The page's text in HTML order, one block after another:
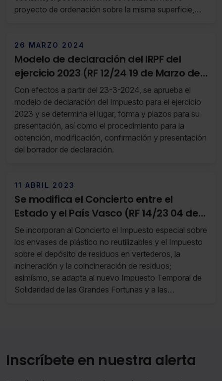
proyecto de ordenación sobre la misma superficie,
26 MARZO 2024
Modelo de declaración del IRPF del
ejercicio 2023 (RF 12/24 19 de Marzo de
2024 al 25 de Marzo de 2024)
Con efectos a partir del 23-3-2024, se aprueba el
modelo de declaración del Impuesto para el ejercicio
2023 y se determina el lugar, forma y plazos para su
presentación, así como el procedimiento para la
obtención, modificación, confirmación y presentación
del borrador de declaración.
11 ABRIL 2023
Se modifica el Concierto entre el
Estado y el País Vasco (RF 14/23 04 de
Abril de 2023 al 10 de Abril de 2023)
Se incorporan al Concierto el Impuesto especial sobre
los envases de plástico no reutilizables y el Impuesto
sobre el depósito de residuos en vertederos, la
incineración y la coincineración de residuos;
asimismo, se adapta al nuevo Impuesto Temporal de
Solidaridad de las Grandes Fortunas y a las
Inscríbete en nuestra alerta